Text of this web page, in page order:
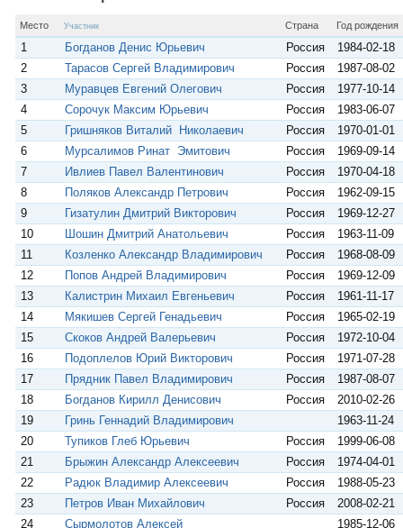
p
m
i
k
i
Место Участник Страна Год рождения
1 Богданов Денис Юрьевич Россия
1984-02-18
2
Тарасов Сергей Владимирович Россия
1987-08-02
3
Муравцев Евгений Олегович Россия
1977-10-14
4
Сорочук Максим Юрьевич Россия
1983-06-07
5
Гришняков Виталий Николаевич Россия
1970-01-01
6
Мурсалимов Ринат Эмитович Россия
1969-09-14
7
Ивлиев Павел Валентинович Россия
1970-04-18
8
Поляков Александр Петрович Россия
1962-09-15
9
Гизатулин Дмитрий Викторович Россия
1969-12-27
10
Шошин Дмитрий Анатольевич Россия
1963-11-09
11
Козленко Александр Владимирович Россия
1968-08-09
12
Попов Андрей Владимирович Россия
1969-12-09
13
Калистрин Михаил Евгеньевич Россия
1961-11-17
14
Мякишев Сергей Генадьевич Россия
1965-02-19
15
Скоков Андрей Валерьевич Россия
1972-10-04
16
Подоплелов Юрий Викторович Россия
1971-07-28
17
Прядник Павел Владимирович Россия
1987-08-07
18
Богданов Кирилл Денисович Россия
2010-02-26
19
Гринь Геннадий Владимирович
1963-11-24
20
Тупиков Глеб Юрьевич Россия
1999-06-08
21
Брыжин Александр Алексеевич Россия
1974-04-01
22
Радюк Владимир Алексеевич Россия
1988-05-23
23
Петров Иван Михайлович Россия
2008-02-21
24
Сырмолотов Алексей
1985-12-06